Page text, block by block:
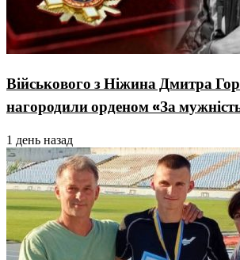
Військового з Ніжина Дмитра
нагородили орденом «За
1 день назад